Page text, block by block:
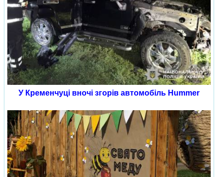
У Кременчуці вночі згорів автомобіль Hummer